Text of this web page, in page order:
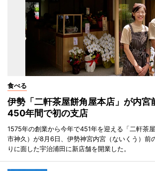
食べる
伊勢「二軒茶屋餅角屋本店」が内
450年間で初の支店
1575年の創業から今年で451年を迎える「二軒茶
市神久）が8月6日、伊勢神宮内宮（ないくう）前
りに面した宇治浦田に新店舗を開業した。